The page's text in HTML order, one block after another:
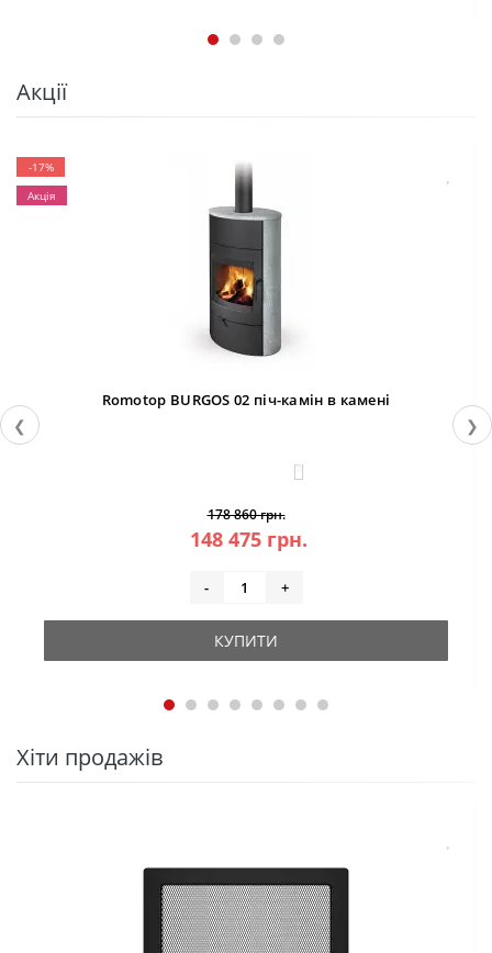
Акції
❮
-17%
Акція
Romotop BURGOS 02 піч-камін в камені
3
178 860 грн.
148 475 грн.
- +
КУПИТИ
❯
Хіти продажів